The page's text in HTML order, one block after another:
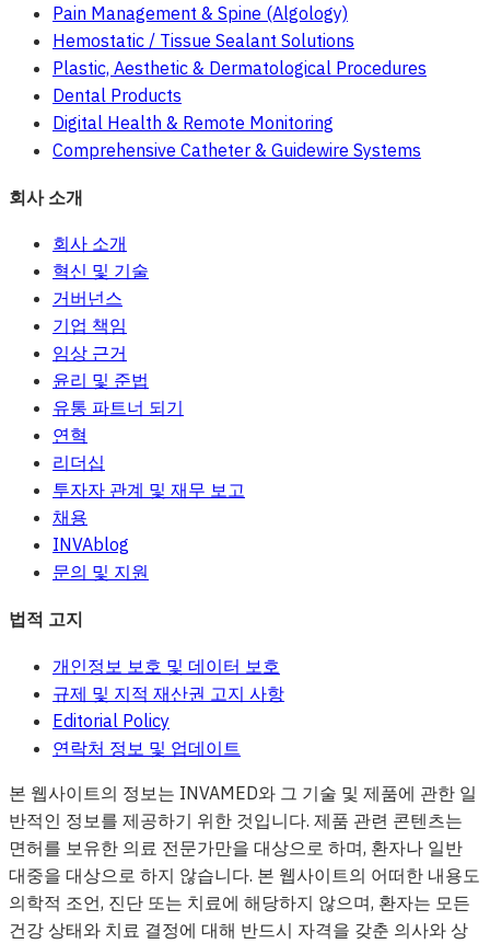
Pain Management & Spine (Algology)
Hemostatic / Tissue Sealant Solutions
Plastic, Aesthetic & Dermatological Procedures
Dental Products
Digital Health & Remote Monitoring
Comprehensive Catheter & Guidewire Systems
회사 소개
회사 소개
혁신 및 기술
거버넌스
기업 책임
임상 근거
윤리 및 준법
유통 파트너 되기
연혁
리더십
투자자 관계 및 재무 보고
채용
INVAblog
문의 및 지원
법적 고지
개인정보 보호 및 데이터 보호
규제 및 지적 재산권 고지 사항
Editorial Policy
연락처 정보 및 업데이트
본 웹사이트의 정보는 INVAMED와 그 기술 및 제품에 관한 일
반적인 정보를 제공하기 위한 것입니다. 제품 관련 콘텐츠는
면허를 보유한 의료 전문가만을 대상으로 하며, 환자나 일반
대중을 대상으로 하지 않습니다. 본 웹사이트의 어떠한 내용도
의학적 조언, 진단 또는 치료에 해당하지 않으며, 환자는 모든
건강 상태와 치료 결정에 대해 반드시 자격을 갖춘 의사와 상